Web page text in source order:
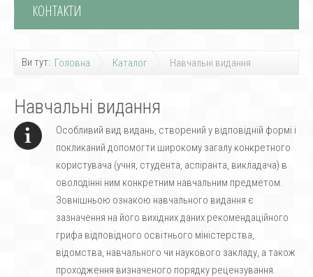
КОНТАКТИ
Ви тут: Головна Каталог Навчальні видання
Навчальні видання
Особливий вид видань, створений у відповідній формі і
покликаний допомогти широкому загалу конкретного
користувача (учня, студента, аспіранта, викладача) в
оволодінні ним конкретним навчальним предметом.
Зовнішньою ознакою навчального видання є
зазначення на його вихідних даних рекомендаційного
грифа відповідного освітнього міністерства,
відомства, навчального чи наукового закладу, а також
проходження визначеного порядку рецензування.